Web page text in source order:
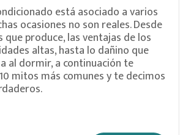
está asociado a varios
ocasiones no son reales. Desde
produce, las ventajas de los
altas, hasta lo dañino que
al dormir, a continuación te
mitos más comunes y te decimos